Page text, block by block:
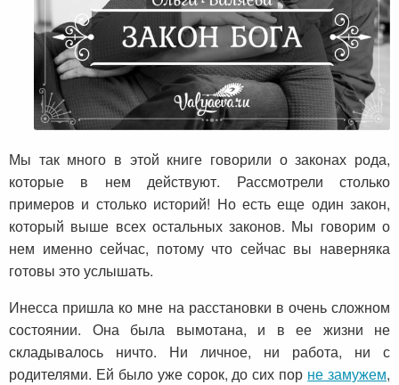
Мы так много в этой книге говорили о законах рода,
которые в нем действуют. Рассмотрели столько
примеров и столько историй! Но есть еще один закон,
который выше всех остальных законов. Мы говорим о
нем именно сейчас, потому что сейчас вы наверняка
готовы это услышать.
Инесса пришла ко мне на расстановки в очень сложном
состоянии. Она была вымотана, и в ее жизни не
складывалось ничто. Ни личное, ни работа, ни с
родителями. Ей было уже сорок, до сих пор не замужем,